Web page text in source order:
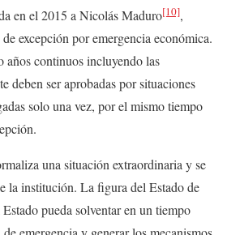
en el 2015 a Nicolás Maduro[10],
excepción por emergencia económica.
años continuos incluyendo las
deben ser aprobadas por situaciones
solo una vez, por el mismo tiempo
una situación extraordinaria y se
la institución. La figura del Estado de
pueda solventar en un tiempo